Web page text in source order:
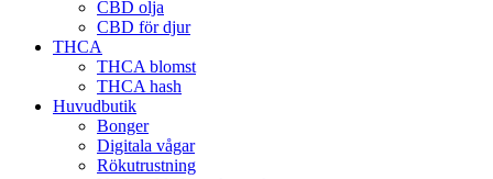
CBD olja
CBD för djur
THCA
THCA blomst
THCA hash
Huvudbutik
Bonger
Digitala vågar
Rökutrustning